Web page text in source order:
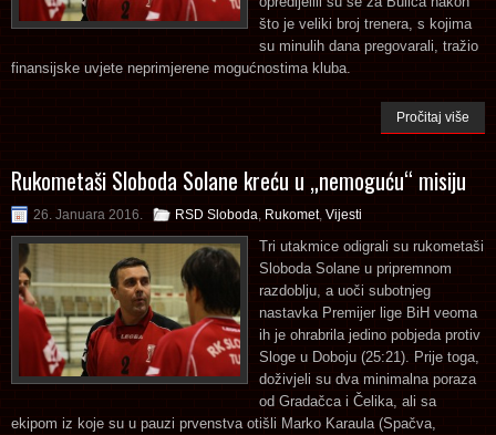
što je veliki broj trenera, s kojima
su minulih dana pregovarali, tražio
finansijske uvjete neprimjerene mogućnostima kluba.
Pročitaj više
Rukometaši Sloboda Solane kreću u „nemoguću“ misiju
26. Januara 2016. RSD Sloboda Rukomet, Vijesti
Tri utakmice odigrali su rukometaši
Sloboda Solane u pripremnom
razdoblju, a uoči subotnjeg
nastavka Premijer lige BiH veoma
ih je ohrabrila jedino pobjeda protiv
Sloge u Doboju (25:21). Prije toga,
doživjeli su dva minimalna poraza
od Gradačca i Čelika, ali sa
ekipom iz koje su u pauzi prvenstva otišli Marko Karaula (Spačva,